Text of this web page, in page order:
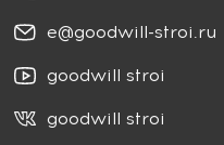
e@goodwill-stroi.ru
goodwill stroi
goodwill stroi